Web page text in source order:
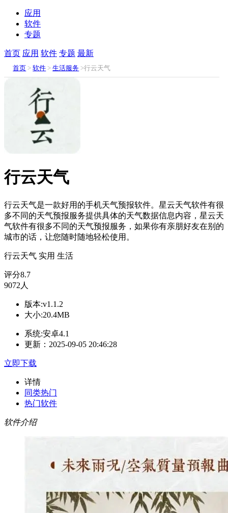
应用
软件
专题
首页 应用 软件 专题 最新
首页 >软件 >生活服务 >行云天气
行云天气
行云天气是一款好用的手机天气预报软件。星云天气软件有很
多不同的天气预报服务提供具体的天气数据信息内容，星云天
气软件有很多不同的天气预报服务，如果你有亲朋好友在别的
城市的话，让您随时随地轻松使用。
行云天气 实用 生活
评分8.7
9072人
版本:v1.1.2
大小:20.4MB
系统:安卓4.1
更新：2025-09-05 20:46:28
立即下载
详情
同类热门
热门软件
软件介绍